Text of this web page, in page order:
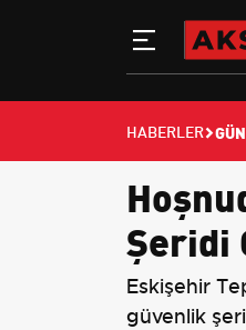
HABERLER
Şeridi
Eskişehir
güvenlik